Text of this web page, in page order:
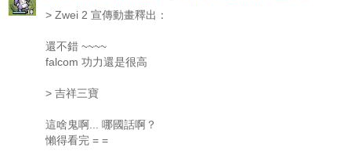
> Zwei 2 宣傳動畫釋出：
還不錯 ~~~~
falcom 功力還是很高
> 吉祥三寶
這啥鬼啊... 哪國話啊？
懶得看完 = =